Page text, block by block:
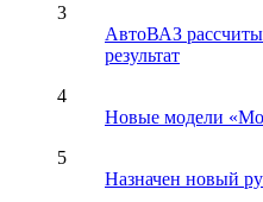
3
АвтоВАЗ
результат
4
Новые модели
5
Назначен новый